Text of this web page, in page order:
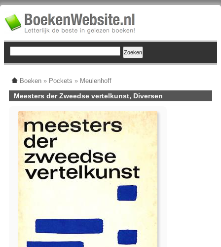
Boeken » Pockets » Meulenhoff
Meesters der Zweedse vertelkunst, Diversen